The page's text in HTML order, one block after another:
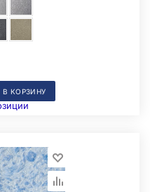
В КОРЗИНУ